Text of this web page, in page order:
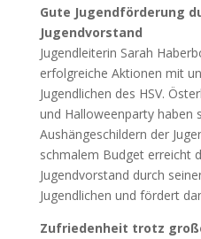
Gute Jugendförderung
Jugendvorstand
Jugendleiterin Sarah
erfolgreiche Aktionen mit
Jugendlichen des HSV.
und Halloweenparty haben
Aushängeschildern der
schmalem Budget erreicht
Jugendvorstand durch
Jugendlichen und fördert
Zufriedenheit trotz